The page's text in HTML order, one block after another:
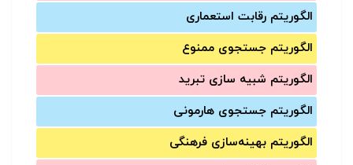
الگوریتم رقابت استعماری
الگوریتم جستجوی ممنوع
الگوریتم شبیه سازی تبرید
الگوریتم جستجوی هارمونی
الگوریتم بهینه‌سازی فرهنگی